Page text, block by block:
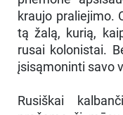
kraujo praliejimo.
tą žalą, kurią,
rusai kolonistai.
įsisąmoninti savo
Rusiškai